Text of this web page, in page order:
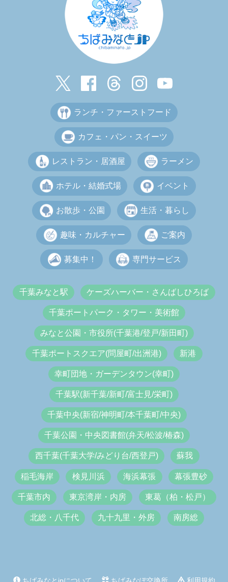
ランチ・ファーストフード
カフェ・パン・スイーツ
レストラン・居酒屋 ラーメン
ホテル・結婚式場 イベント
お散歩・公園 生活・暮らし
趣味・カルチャー ご案内
募集中！ 専門サービス
千葉みなと駅 ケーズハーバー・さんばしひろば
千葉ポートパーク・タワー・美術館
みなと公園・市役所(千葉港/登戸/新田町)
千葉ポートスクエア(問屋町/出洲港) 新港
幸町団地・ガーデンタウン(幸町)
千葉駅(新千葉/新町/富士見/栄町)
千葉中央(新宿/神明町/本千葉町/中央)
千葉公園・中央図書館(弁天/松波/椿森)
西千葉(千葉大学/みどり台/西登戸) 蘇我
稲毛海岸 検見川浜 海浜幕張 幕張豊砂
千葉市内 東京湾岸・内房 東葛（柏・松戸）
北総・八千代 九十九里・外房 南房総